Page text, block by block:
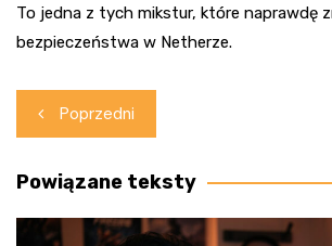
To jedna z tych mikstur, które naprawdę
bezpieczeństwa w Netherze.
Nawigacja
wpisu
Poprzedni
Powiązane teksty